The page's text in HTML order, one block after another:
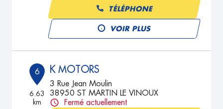
TÉLÉPHONE
VOIR PLUS
6
6.63
km
K MOTORS
3 Rue Jean Moulin
38950 ST MARTIN LE VINOUX
Fermé actuellement